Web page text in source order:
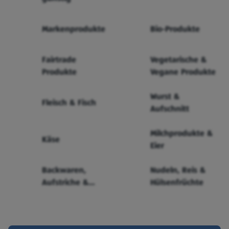
Markenprodukte Bio-Produkte
Fairtrade
Produkte
Vegetarische &
Vegane Produkte
Fleisch & Fisch
Wurst &
Aufschnitt
Käse
Milchprodukte &
Eier
Backwaren,
Aufstriche &
Nudeln, Reis &
Hülsenfrüchte